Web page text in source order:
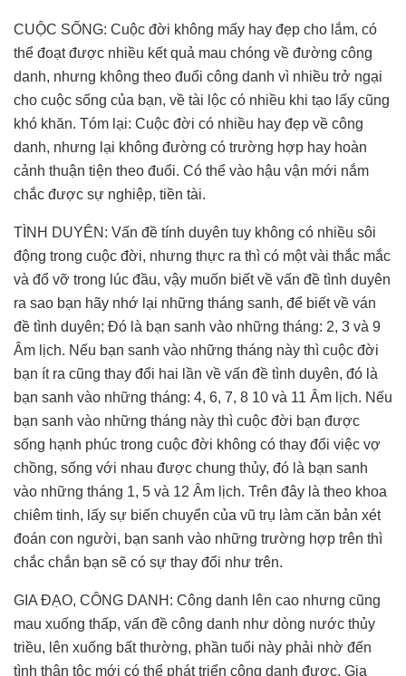
CUỘC SỐNG: Cuộc đời không mấy hay đẹp cho lắm, có
thể đoạt được nhiều kết quả mau chóng về đường công
danh, nhưng không theo đuổi công danh vì nhiều trở ngại
cho cuộc sống của bạn, về tài lộc có nhiều khi tạo lấy cũng
khó khăn. Tóm lại: Cuộc đời có nhiều hay đẹp về công
danh, nhưng lại không đường có trường hợp hay hoàn
cảnh thuận tiện theo đuổi. Có thể vào hậu vận mới nắm
chắc được sự nghiệp, tiền tài.
TÌNH DUYÊN: Vấn đề tính duyên tuy không có nhiều sôi
động trong cuộc đời, nhưng thực ra thì có một vài thắc mắc
và đổ vỡ trong lúc đầu, vậy muốn biết về vấn đề tình duyên
ra sao bạn hãy nhớ lại những tháng sanh, để biết về ván
đề tình duyên; Đó là bạn sanh vào những tháng: 2, 3 và 9
Âm lịch. Nếu bạn sanh vào những tháng này thì cuộc đời
bạn ít ra cũng thay đổi hai lần về vấn đề tình duyên, đó là
bạn sanh vào những tháng: 4, 6, 7, 8 10 và 11 Âm lịch. Nếu
bạn sanh vào những tháng này thì cuộc đời bạn được
sống hạnh phúc trong cuộc đời không có thay đổi việc vợ
chồng, sống với nhau được chung thủy, đó là bạn sanh
vào những tháng 1, 5 và 12 Âm lịch. Trên đây là theo khoa
chiêm tinh, lấy sự biến chuyển của vũ trụ làm căn bản xét
đoán con người, bạn sanh vào những trường hợp trên thì
chắc chắn bạn sẽ có sự thay đổi như trên.
GIA ĐẠO, CÔNG DANH: Công danh lên cao nhưng cũng
mau xuống thấp, vấn đề công danh như dòng nước thủy
triều, lên xuống bất thường, phần tuổi này phải nhờ đến
tình thân tộc mới có thể phát triển công danh được. Gia